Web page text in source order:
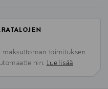
maksuttoman toimituksen
Lue lisää